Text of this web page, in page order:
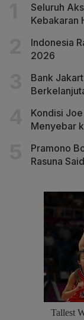
Seluruh
Kebakaran
Indonesia
2026
Bank
Kondisi
Menyebar
Pramono
Rasuna